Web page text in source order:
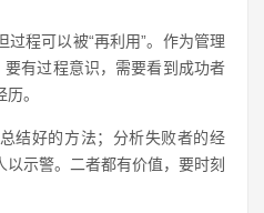
程可以被“再利用”。作为管理
要有过程意识，需要看到成功者
。
结好的方法；分析失败者的经
以示警。二者都有价值，要时刻